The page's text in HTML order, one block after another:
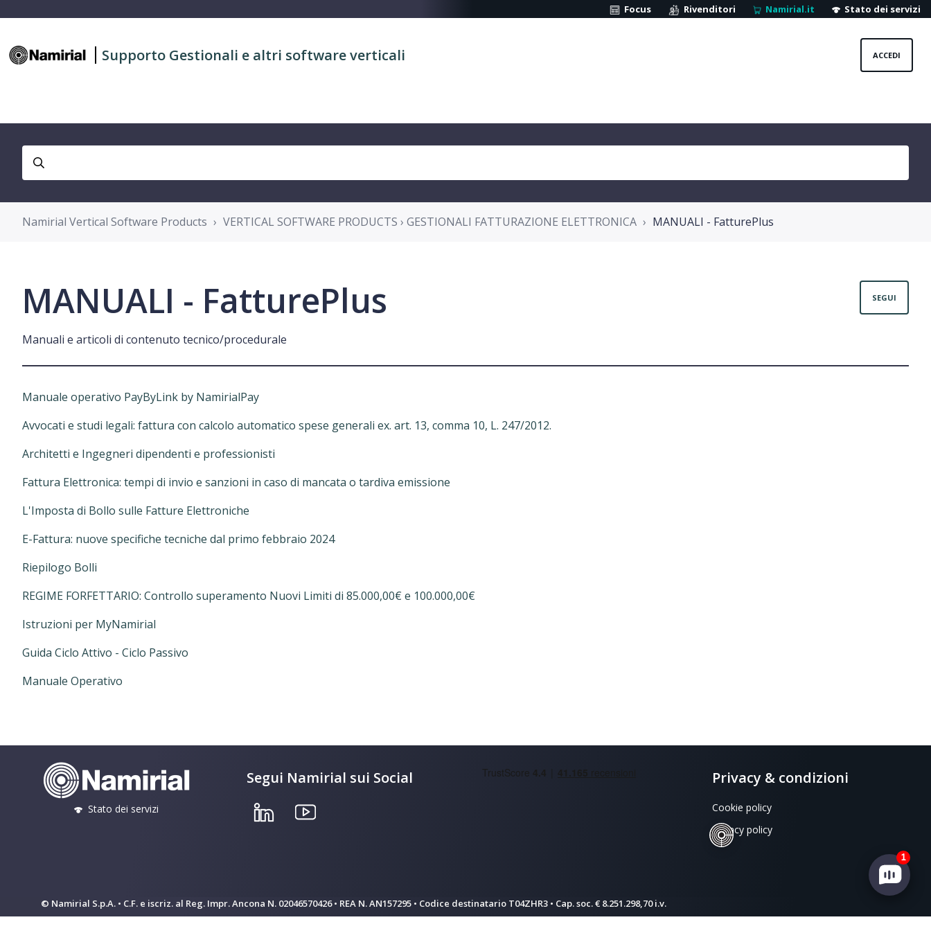
Focus Rivenditori Namirial.it Stato dei servizi
Supporto Gestionali e altri software verticali ACCEDI
Namirial Vertical Software Products VERTICAL SOFTWARE PRODUCTS › GESTIONALI FATTURAZIONE ELETTRONICA MANUALI - FatturePlus
MANUALI - FatturePlus
Manuali e articoli di contenuto tecnico/procedurale
SEGUI
Manuale operativo PayByLink by NamirialPay
Avvocati e studi legali: fattura con calcolo automatico spese generali ex. art. 13, comma 10, L. 247/2012.
Architetti e Ingegneri dipendenti e professionisti
Fattura Elettronica: tempi di invio e sanzioni in caso di mancata o tardiva emissione
L'Imposta di Bollo sulle Fatture Elettroniche
E-Fattura: nuove specifiche tecniche dal primo febbraio 2024
Riepilogo Bolli
REGIME FORFETTARIO: Controllo superamento Nuovi Limiti di 85.000,00€ e 100.000,00€
Istruzioni per MyNamirial
Guida Ciclo Attivo - Ciclo Passivo
Manuale Operativo
Stato dei servizi
Segui Namirial sui Social Privacy & condizioni
Cookie policy
Privacy policy
© Namirial S.p.A. • C.F. e iscriz. al Reg. Impr. Ancona N. 02046570426 • REA N. AN157295 • Codice destinatario T04ZHR3 • Cap. soc. € 8.251.298,70 i.v.
1